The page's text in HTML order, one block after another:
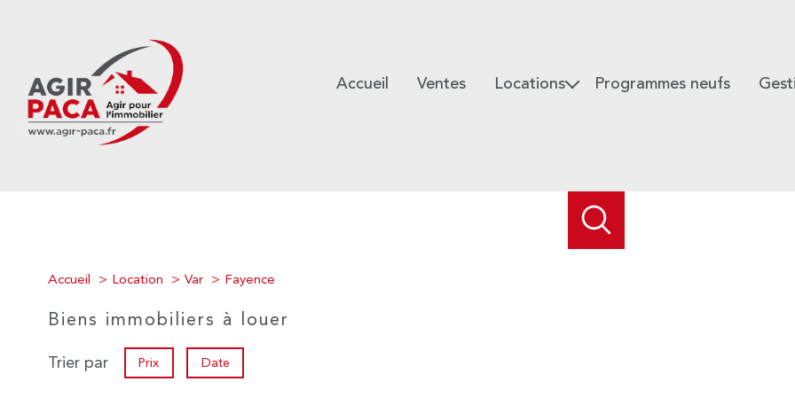
Accueil Ventes Locations Programmes neufs
Accueil Location Var Fayence
Biens immobiliers à louer
Trier par Prix Date